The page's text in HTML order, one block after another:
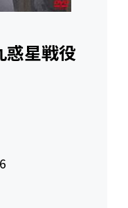
惑星戦役